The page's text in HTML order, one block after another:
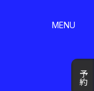
MENU
予約
予約